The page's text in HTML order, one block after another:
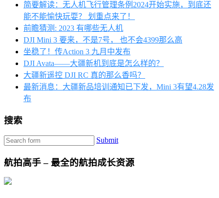
简要解读：无人机飞行管理条例2024开始实施，到底还
能不能愉快玩耍？ 划重点来了！
前瞻猜测: 2023 有哪些无人机
DJI Mini 3 要来，不是7号， 也不会4399那么高
坐稳了！传Action 3 九月中发布
DJI Avata——大疆新机到底是怎么样的？
大疆新遥控 DJI RC 真的那么香吗？
最新消息：大疆新品培训通知已下发，Mini 3有望4.28发
布
搜索
Submit
航拍高手 – 最全的航拍成长资源